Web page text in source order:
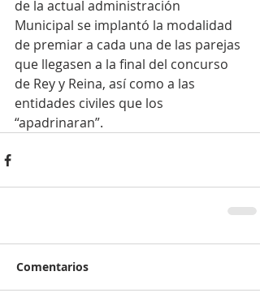
de la actual administración
Municipal se implantó la modalidad
de premiar a cada una de las parejas
que llegasen a la final del concurso
de Rey y Reina, así como a las
entidades civiles que los
“apadrinaran”.
Comentarios